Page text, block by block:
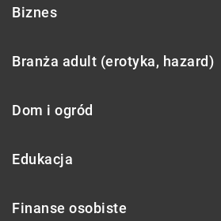
Biznes
Branża adult (erotyka, hazard)
Dom i ogród
Edukacja
Finanse osobiste